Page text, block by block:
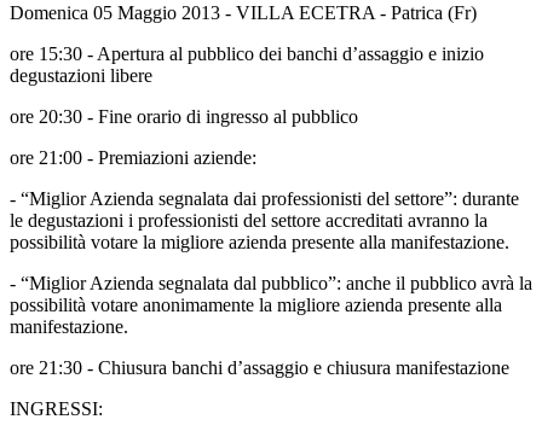
Domenica 05 Maggio 2013 - VILLA ECETRA - Patrica (Fr)
ore 15:30 - Apertura al pubblico dei banchi d’assaggio e inizio
degustazioni libere
ore 20:30 - Fine orario di ingresso al pubblico
ore 21:00 - Premiazioni aziende:
- “Miglior Azienda segnalata dai professionisti del settore”: durante
le degustazioni i professionisti del settore accreditati avranno la
possibilità votare la migliore azienda presente alla manifestazione.
- “Miglior Azienda segnalata dal pubblico”: anche il pubblico avrà la
possibilità votare anonimamente la migliore azienda presente alla
manifestazione.
ore 21:30 - Chiusura banchi d’assaggio e chiusura manifestazione
INGRESSI: